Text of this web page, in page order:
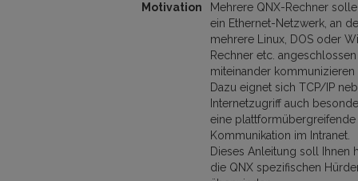
Motivation
Mehrere QNX-Rechner
ein Ethernet-Netzwerk, an
mehrere Linux, DOS oder
Rechner etc.
miteinander kommunizieren
Dazu eignet sich TCP/IP
Internetzugriff auch
eine plattformübergreifende
Kommunikation im Intranet.
Dieses Anleitung soll Ihnen
die QNX spezifischen